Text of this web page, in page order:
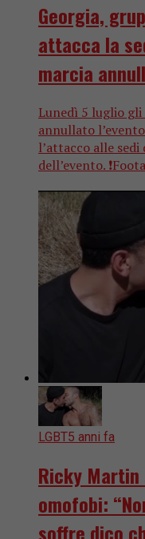
Georgia,
attacca la
marcia
Lunedì 5 luglio
annullato
l’attacco alle
dell’evento.
LGBT5 anni fa
Ricky
omofobi:
soffre dico